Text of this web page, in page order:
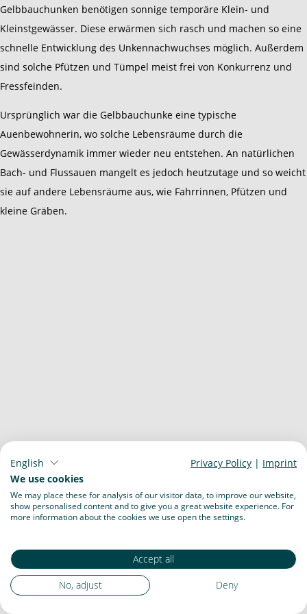
Gelbbauchunken benötigen sonnige temporäre Klein- und
Kleinstgewässer. Diese erwärmen sich rasch und machen so eine
schnelle Entwicklung des Unkennachwuchses möglich. Außerdem
sind solche Pfützen und Tümpel meist frei von Konkurrenz und
Fressfeinden.
Ursprünglich war die Gelbbauchunke eine typische
Auenbewohnerin, wo solche Lebensräume durch die
Gewässerdynamik immer wieder neu entstehen. An natürlichen
Bach- und Flussauen mangelt es jedoch heutzutage und so weicht
sie auf andere Lebensräume aus, wie Fahrrinnen, Pfützen und
kleine Gräben.
English Privacy Policy | Imprint
We use cookies
We may place these for analysis of our visitor data, to improve our website,
show personalised content and to give you a great website experience. For
more information about the cookies we use open the settings.
Accept all
No, adjust
Deny